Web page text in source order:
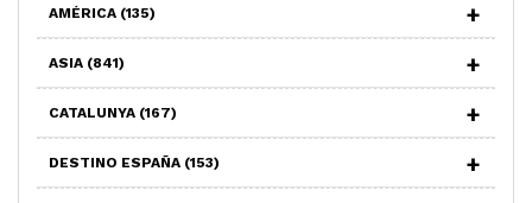
AMÉRICA (135)
ASIA (841)
CATALUNYA (167)
DESTINO ESPAÑA (153)